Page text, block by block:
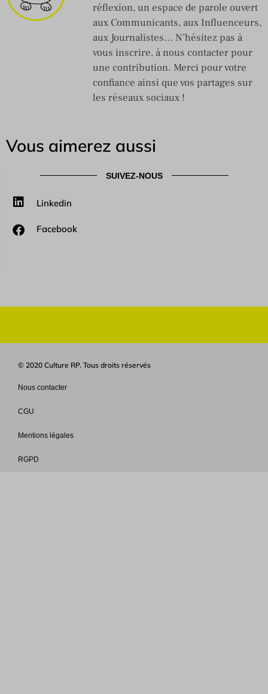
réflexion, un espace de parole ouvert
aux Communicants, aux Influenceurs,
aux Journalistes… N’hésitez pas à
vous inscrire, à nous contacter pour
une contribution. Merci pour votre
confiance ainsi que vos partages sur
les réseaux sociaux !
Vous aimerez aussi
SUIVEZ-NOUS
Linkedin
Facebook
© 2020 Culture RP. Tous droits réservés
Nous contacter
CGU
Mentions légales
RGPD